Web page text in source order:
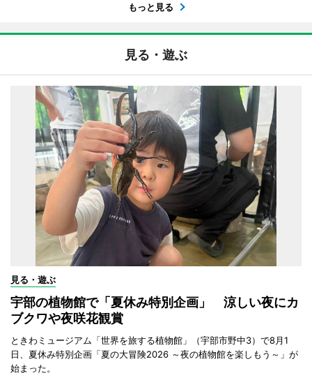
もっと見る
見る・遊ぶ
見る・遊ぶ
宇部の植物館で「夏休み特別企画」 涼しい夜にカ
ブクワや夜咲花観賞
ときわミュージアム「世界を旅する植物館」（宇部市野中3）で8月1
日、夏休み特別企画「夏の大冒険2026 ～夜の植物館を楽しもう～」が
始まった。